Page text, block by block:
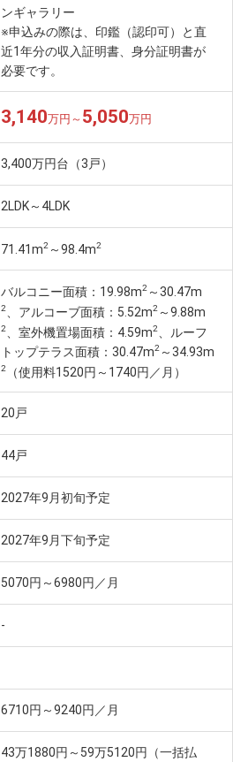
ンギャラリー
※申込みの際は、印鑑（認印可）と直
近1年分の収入証明書、身分証明書が
必要です。
3,140万円～ 5,050万円
3,400万円台（3戸）
2LDK～4LDK
71.41m2 ～98.4m2
バルコニー面積：19.98m2 ～30.47m
2 、アルコーブ面積：5.52m2 ～9.88m
2 、室外機置場面積：4.59m2
、ルーフ
トップテラス面積：30.47m2 ～34.93m
2 （使用料1520円～1740円／月）
20戸
44戸
2027年9月初旬予定
2027年9月下旬予定
5070円～6980円／月
-
6710円～9240円／月
43万1880円～59万5120円（一括払